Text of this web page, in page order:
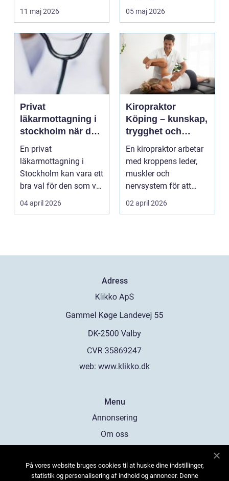
11 maj 2026
på egen hand. För
mån...
05 maj 2026
Privat
läkarmottagning i
stockholm när du
vill ha tid, trygghet
och specialistvård
En privat
läkarmottagning i
Stockholm kan vara ett
bra val för den som vill
träffa en erfaren
specia...
04 april 2026
Kiropraktor
Köping – kunskap,
trygghet och
behandling som
gör skillnad
En kiropraktor arbetar
med kroppens leder,
muskler och
nervsystem för att
minska smärta, f...
02 april 2026
Adress
web: www.klikko.dk
Menu
Annonsering
Om oss
Kontakta oss
På vores website bruges cookies til at huske dine indstillinger,
statistik og personalisering af indhold og annoncer. Denne